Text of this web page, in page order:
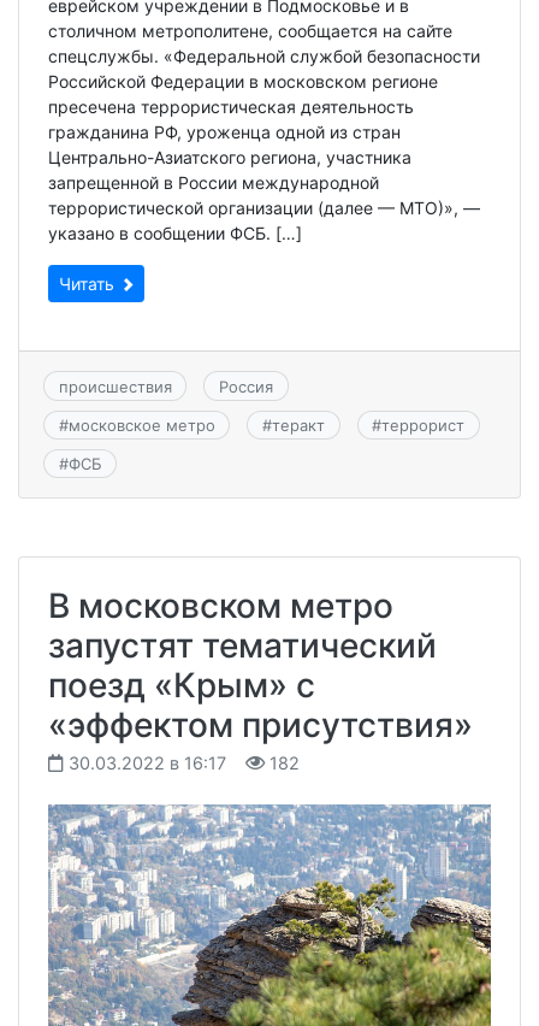
еврейском учреждении в Подмосковье и в
столичном метрополитене, сообщается на сайте
спецслужбы. «Федеральной службой безопасности
Российской Федерации в московском регионе
пресечена террористическая деятельность
гражданина РФ, уроженца одной из стран
Центрально-Азиатского региона, участника
запрещенной в России международной
террористической организации (далее — МТО)», —
указано в сообщении ФСБ. […]
Читать
происшествия Россия
#московское метро #теракт #террорист
#ФСБ
В московском метро
запустят тематический
поезд «Крым» с
«эффектом присутствия»
30.03.2022 в 16:17 182